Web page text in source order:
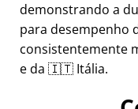
demonstrando a
para desempenho
consistentemente
e da 🇮🇹 Itália.